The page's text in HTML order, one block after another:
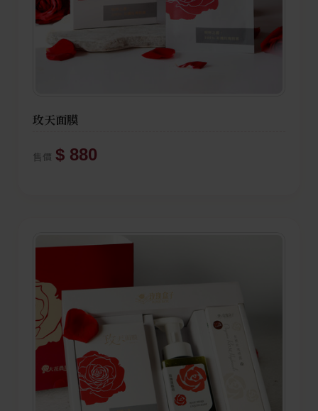
玫天面膜
售價 $ 880